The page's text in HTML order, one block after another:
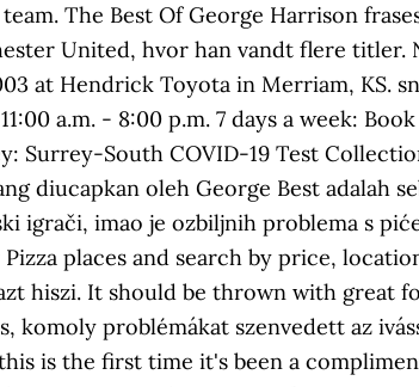
The Best Of George Harrison
United, hvor han vandt flere titler.
at Hendrick Toyota in Merriam, KS.
a.m. - 8:00 p.m. 7 days a week:
Surrey-South COVID-19 Test
diucapkan oleh George Best adalah
igrači, imao je ozbiljnih problema s
places and search by price,
hiszi. It should be thrown with great
komoly problémákat szenvedett az
is the first time it's been a